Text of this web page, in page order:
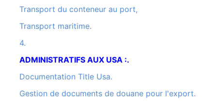
Transport du conteneur au port,
Transport maritime.
4.
ADMINISTRATIFS AUX USA :.
Documentation Title Usa.
Gestion de documents de douane pour l'export.